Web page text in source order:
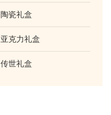
陶瓷礼盒
亚克力礼盒
传世礼盒